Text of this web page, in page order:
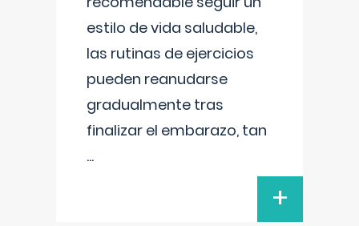
estilo de vida saludable,
las rutinas de ejercicios
pueden reanudarse
gradualmente tras
finalizar el embarazo, tan
...
+